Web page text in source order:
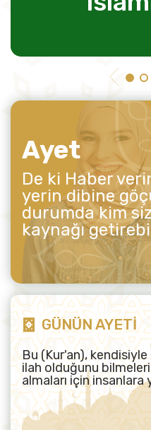
Ayet
De ki Haber
yerin dibine
durumda kim
kaynağı
GÜNÜN AYETİ
Bu (Kur'an), kendisiyle
ilah olduğunu
almaları için insanlara